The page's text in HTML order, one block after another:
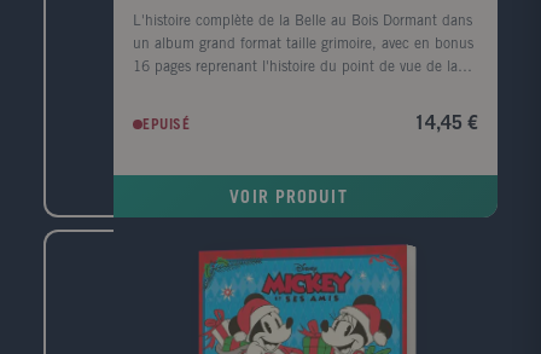
L'histoire complète de la Belle au Bois Dormant dans
un album grand format taille grimoire, avec en bonus
16 pages reprenant l'histoire du point de vue de la
EPUISÉ 14,45 €
VOIR PRODUIT